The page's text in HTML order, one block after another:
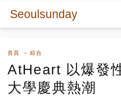
Seoulsunday
首頁 綜合
AtHeart 以爆發
大學慶典熱潮